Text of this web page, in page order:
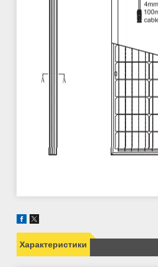
Характеристики